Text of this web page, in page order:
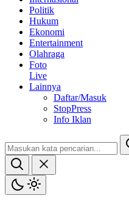
Politik
Hukum
Ekonomi
Entertainment
Olahraga
Foto
Live
Lainnya
Daftar/Masuk
StopPress
Info Iklan